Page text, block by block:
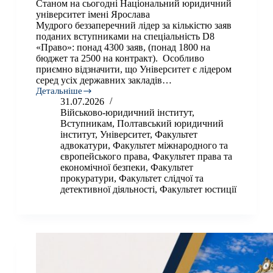
Станом на сьогодні Національний юридичний
університет імені Ярослава
Мудрого беззаперечний лідер за кількістю заяв
поданих вступниками на спеціальність D8
«Право»: понад 4300 заяв, (понад 1800 на
бюджет та 2500 на контракт). Особливо
приємно відзначити, що Університет є лідером
серед усіх державних закладів…
Детальніше
Проміжні
підсумки
вступної
кампанії
тримаємо
лідерські
позиції.
31.07.2026
Військово-юридичний інститут,
Вступникам, Полтавський юридичний
інститут, Університет, Факультет
адвокатури, Факультет міжнародного та
європейського права, Факультет права та
економічної безпеки, Факультет
прокуратури, Факультет слідчої та
детективної діяльності, Факультет юстиції